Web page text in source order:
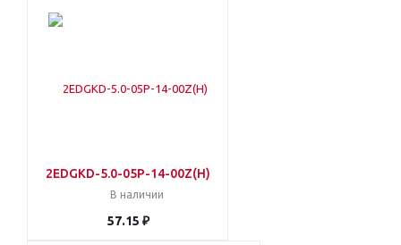
2EDGKD-5.0-05P-14-00Z(H)
В наличии
57.15 ₽